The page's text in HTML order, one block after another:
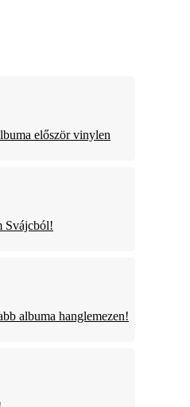
először vinylen
Svájcból!
albuma hanglemezen!